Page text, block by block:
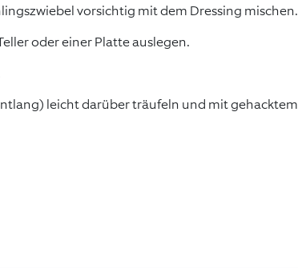
vorsichtig mit dem Dressing mischen.
oder einer Platte auslegen.
leicht darüber träufeln und mit gehacktem